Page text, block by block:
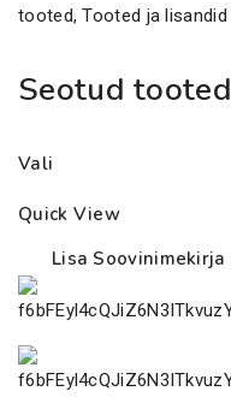
tooted,Tooted ja lisandid
Seotud tooted
Vali
Quick View
Lisa Soovinimekirja